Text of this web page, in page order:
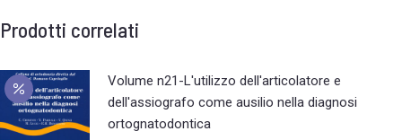
Prodotti correlati
Volume n21-L'utilizzo dell'articolatore e
dell'assiografo come ausilio nella diagnosi
ortognatodontica